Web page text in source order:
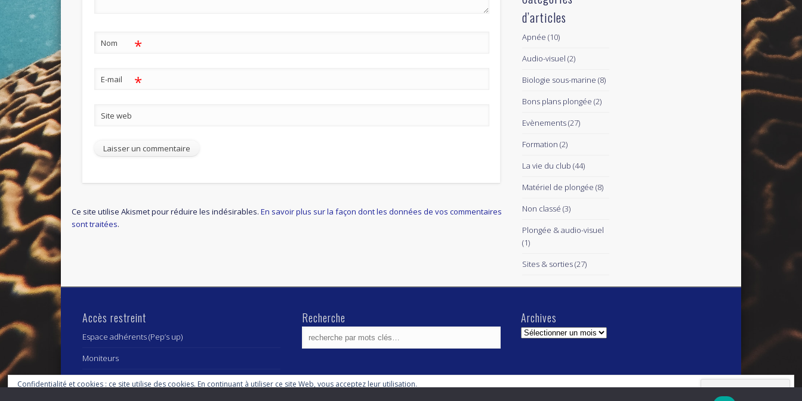
Nom *
E-mail *
Site web
Ce site utilise Akismet pour réduire les indésirables.En savoir plus sur la façon dont les données de vos commentaires
sont traitées.
d’articles
Apnée (10)
Audio-visuel (2)
Biologie sous-marine (8)
Bons plans plongée (2)
Evènements(27)
Formation (2)
La vie du club (44)
Matériel de plongée (8)
Non classé (3)
Plongée & audio-visuel
(1)
Sites & sorties(27)
Accès restreint
Espace adhérents (Pep’s up)
Moniteurs
Recherche Archives
Archives
Confidentialité et cookies : ce site utilise des cookies. En continuant à utiliser ce site Web, vous acceptez leur utilisation.